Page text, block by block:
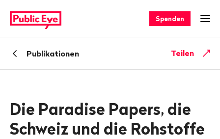
auf
publiceye.ch
Spenden
ZurückPublikationen Teilen
Die Paradise Papers, die
Schweiz und die Rohstoffe